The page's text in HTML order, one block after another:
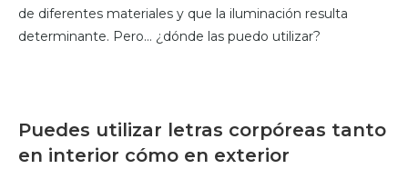
de diferentes materiales y que la iluminación resulta
determinante. Pero… ¿dónde las puedo utilizar?
Puedes utilizar letras corpóreas tanto
en interior cómo en exterior